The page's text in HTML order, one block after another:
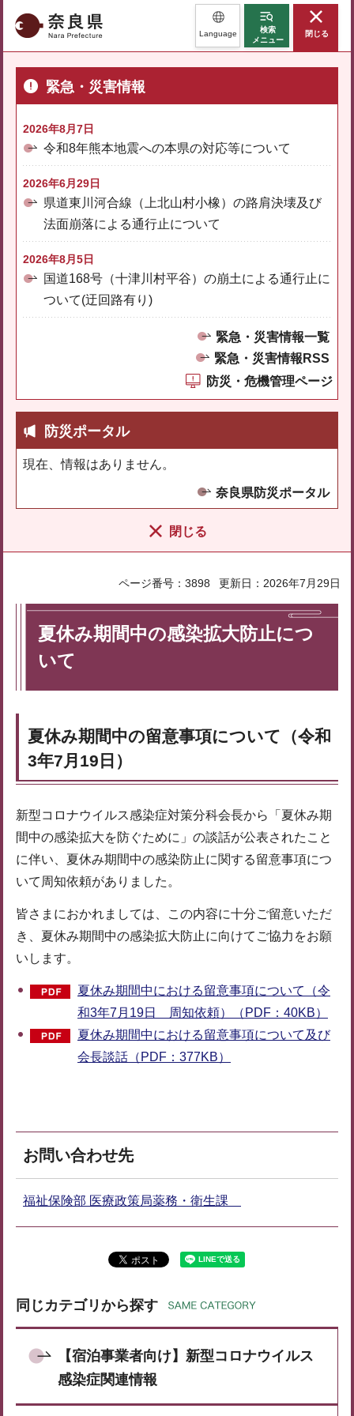
奈良県 Language
検索
メニュー
閉じる
緊急・災害情報
2026年8月7日
令和8年熊本地震への本県の対応等について
2026年6月29日
県道東川河合線（上北山村小橡）の路肩決壊及び
法面崩落による通行止について
2026年8月5日
国道168号（十津川村平谷）の崩土による通行止に
ついて(迂回路有り)
緊急・災害情報一覧
緊急・災害情報RSS
防災・危機管理ページ
防災ポータル
現在、情報はありません。
奈良県防災ポータル
閉じる
ページ番号：3898 更新日：2026年7月29日
夏休み期間中の感染拡大防止につ
いて
夏休み期間中の留意事項について（令和
3年7月19日）
新型コロナウイルス感染症対策分科会長から「夏休み期
間中の感染拡大を防ぐために」の談話が公表されたこと
に伴い、夏休み期間中の感染防止に関する留意事項につ
いて周知依頼がありました。
皆さまにおかれましては、この内容に十分ご留意いただ
き、夏休み期間中の感染拡大防止に向けてご協力をお願
いします。
夏休み期間中における留意事項について（令
和3年7月19日 周知依頼）（PDF：40KB）
夏休み期間中における留意事項について及び
会長談話（PDF：377KB）
お問い合わせ先
福祉保険部 医療政策局薬務・衛生課
同じカテゴリから探す
【宿泊事業者向け】新型コロナウイルス
感染症関連情報